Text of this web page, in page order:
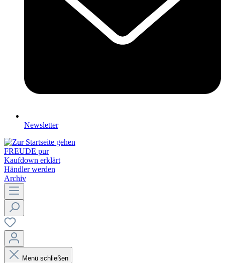
Newsletter
FREUDE pur
Kaufdown erklärt
Händler werden
Archiv
Menü schließen